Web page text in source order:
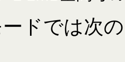
ドでは次